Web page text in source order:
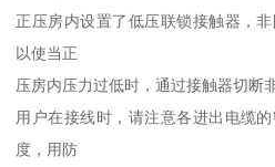
正压房内设置了低压联锁接触器，
以使当正
压房内压力过低时，通过接触器切断
用户在接线时，请注意各进出电缆
度，用防